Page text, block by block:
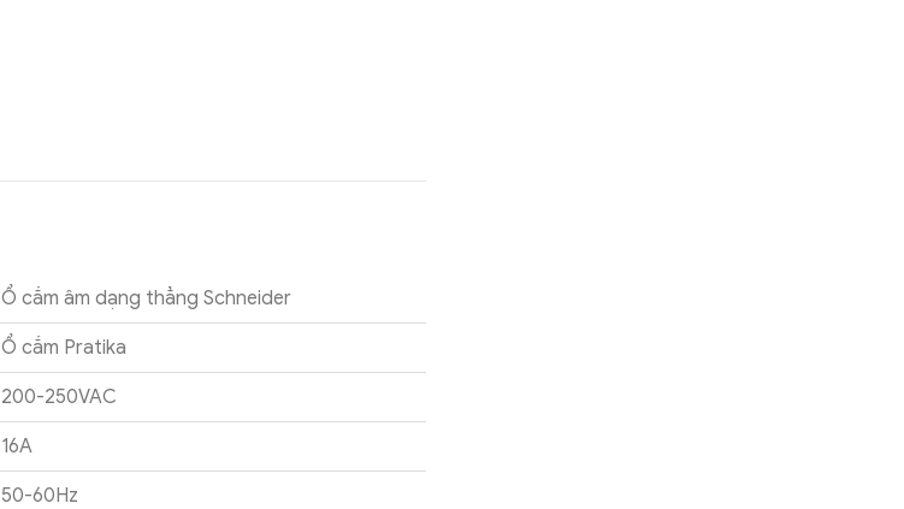
Ổ cắm âm dạng thẳng Schneider
Ổ cắm Pratika
200-250VAC
16A
50-60Hz